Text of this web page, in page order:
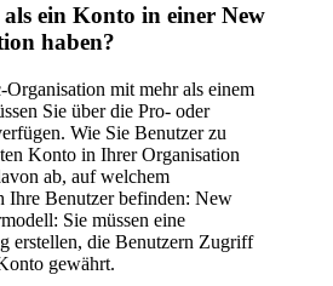
ein Konto in einer New
haben?
mit mehr als einem
Sie über die Pro- oder
Wie Sie Benutzer zu
Konto in Ihrer Organisation
ab, auf welchem
Ihre Benutzer befinden: New
Sie müssen eine
erstellen, die Benutzern Zugriff
gewährt.